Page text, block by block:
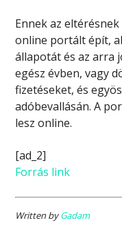
Ennek az
online portált épít,
állapotát és az arra
egész évben, vagy
fizetéseket, és
adóbevallásán. A
lesz online.
[ad_2]
Forrás link
Written byGadam